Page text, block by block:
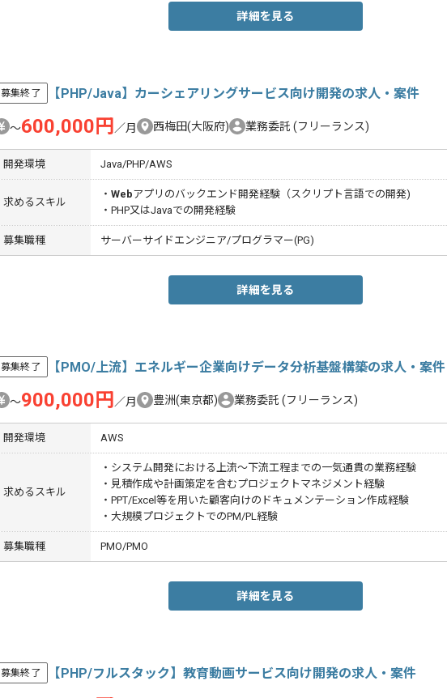
詳細を見る
募集終了 【PHP/Java】カーシェアリングサービス向け開発の求人・案件
〜600,000円 ／月 西梅田(大阪府) 業務委託 (フリーランス)
開発環境 Java/PHP/AWS
求めるスキル
・ Webアプリのバックエンド開発経験（スクリプト言語での開発)
・PHP又はJavaでの開発経験
募集職種 サーバーサイドエンジニア/プログラマー(PG)
詳細を見る
募集終了 【PMO/上流】エネルギー企業向けデータ分析基盤構築の求人・案件
〜900,000円 ／月 豊洲(東京都) 業務委託 (フリーランス)
開発環境 AWS
求めるスキル
・システム開発における上流～下流工程までの一気通貫の業務経験
・見積作成や計画策定を含むプロジェクトマネジメント経験
・PPT/Excel等を用いた顧客向けのドキュメンテーション作成経験
・大規模プロジェクトでのPM/PL経験
募集職種 PMO/PMO
詳細を見る
募集終了 【PHP/フルスタック】教育動画サービス向け開発の求人・案件